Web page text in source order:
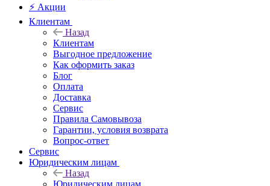
⚡ Акции
Клиентам
Назад
Клиентам
Выгодное предложение
Как оформить заказ
Блог
Оплата
Доставка
Сервис
Правила Самовывоза
Гарантии, условия возврата
Вопрос-ответ
Сервис
Юридическим лицам
Назад
Юридическим лицам